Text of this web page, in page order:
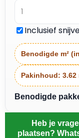
Inclusief
Benodigde m²
Pakinhoud: 3.62
Benodigde
Heb je
plaatsen?